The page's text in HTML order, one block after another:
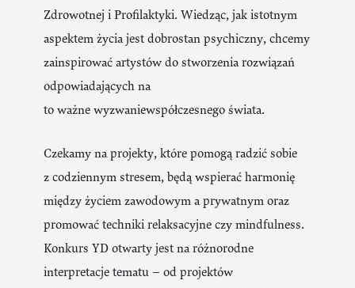
Zdrowotnej i Profilaktyki. Wiedząc, jak istotnym
aspektem życia jest dobrostan psychiczny, chcemy
zainspirować artystów do stworzenia rozwiązań
odpowiadających na
to ważne wyzwaniewspółczesnego świata.
Czekamy na projekty, które pomogą radzić sobie
z codziennym stresem, będą wspierać harmonię
między życiem zawodowym a prywatnym oraz
promować techniki relaksacyjne czy mindfulness.
Konkurs YD otwarty jest na różnorodne
interpretacje tematu – od projektów